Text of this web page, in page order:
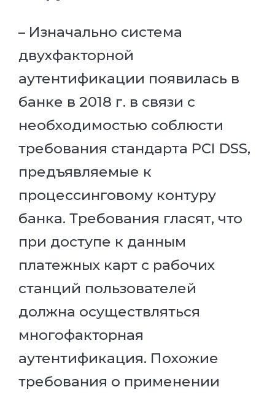
– Изначально система
двухфакторной
аутентификации появилась в
банке в 2018 г. в связи с
необходимостью соблюсти
требования стандарта PCI DSS,
предъявляемые к
процессинговому контуру
банка. Требования гласят, что
при доступе к данным
платежных карт с рабочих
станций пользователей
должна осуществляться
многофакторная
аутентификация. Похожие
требования о применении